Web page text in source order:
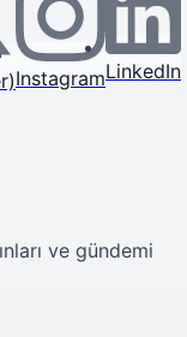
InstagramLinkedIn
ve gündemi